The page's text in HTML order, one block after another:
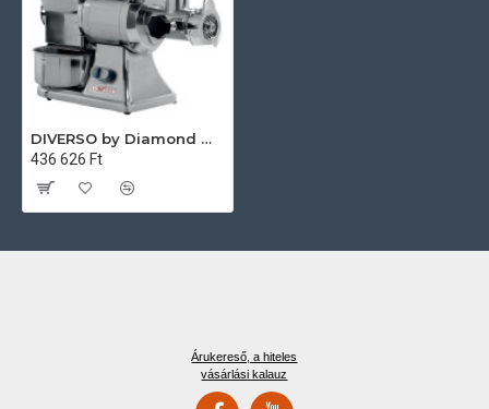
DIVERSO by Diamond WR-TGRP-12 Ipari pizzakészítés
436 626 Ft
Árukereső, a hiteles
vásárlási kalauz